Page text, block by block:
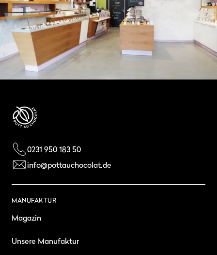
0231 950 183 50
info@pottauchocolat.de
MANUFAKTUR
Magazin
Unsere Manufaktur